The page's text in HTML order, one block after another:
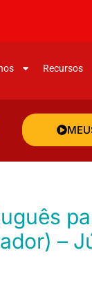
Recursos
–